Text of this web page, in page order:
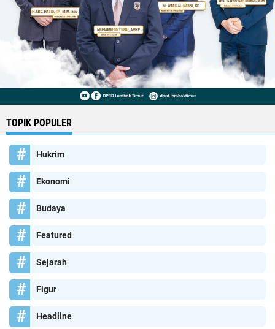
TOPIK POPULER
Hukrim
Ekonomi
Budaya
Featured
Sejarah
Figur
Headline